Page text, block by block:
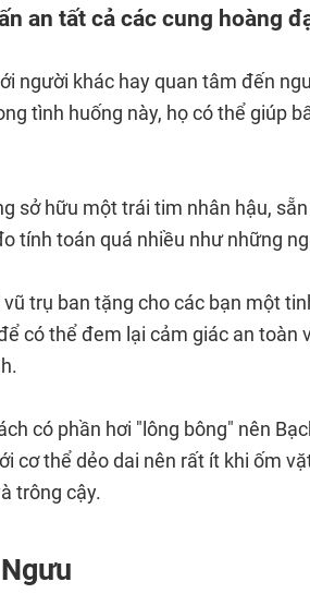
an tất cả các cung hoàng
người khác hay quan tâm đến
tình huống này, họ có thể giúp
sở hữu một trái tim nhân hậu,
tính toán quá nhiều như những
trụ ban tặng cho các bạn một
có thể đem lại cảm giác an toàn
có phần hơi "lông bông" nên
cơ thể dẻo dai nên rất ít khi ốm
trông cậy.